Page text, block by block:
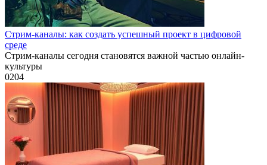
Стрим-каналы: как создать успешный проект в цифровой
среде
Стрим-каналы сегодня становятся важной частью онлайн-
культуры
0204